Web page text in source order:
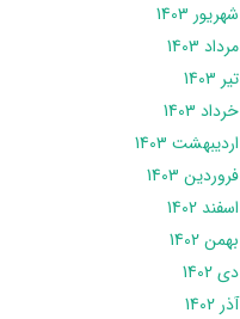
شهریور 1403
مرداد 1403
تير 1403
خرداد 1403
ارديبهشت 1403
فروردین 1403
اسفند 1402
بهمن 1402
دی 1402
آذر 1402